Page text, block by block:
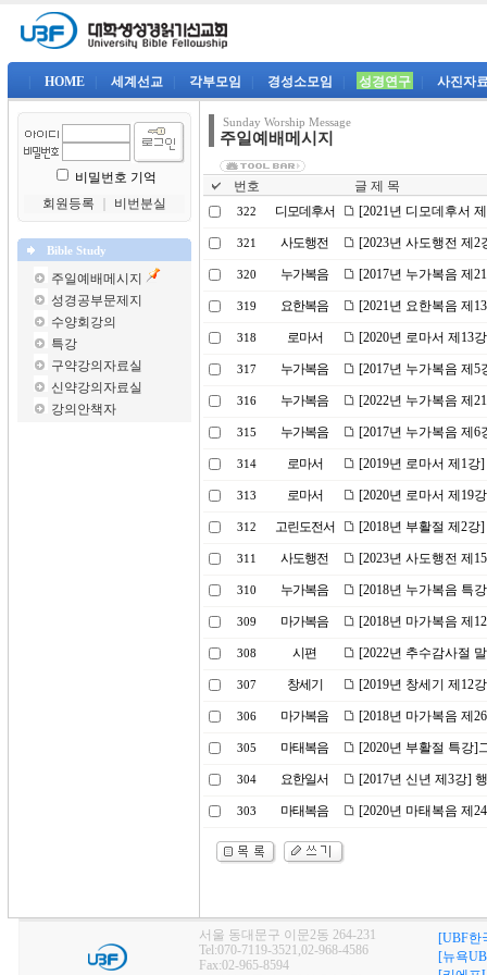
HOME 세계선교 각부모임 경성소모임 성경연구 사진자
비밀번호 기억
회원등록
비번분실
Bible Study
주일예배메시지
성경공부문제지
수양회강의
특강
구약강의자료실
신약강의자료실
강의안책자
Sunday Worship Message
주일예배메시지
번호 글 제 목
322 디모데후서 [2021년 디모데후서
321 사도행전 [2023년 사도행전 제
320 누가복음 [2017년 누가복음 제
319 요한복음 [2021년 요한복음 제
318 로마서 [2020년 로마서 제13
317 누가복음 [2017년 누가복음 제
316 누가복음 [2022년 누가복음 제
315 누가복음 [2017년 누가복음 제
314 로마서 [2019년 로마서 제1
313 로마서 [2020년 로마서 제19
312 고린도전서 [2018년 부활절 제2
311 사도행전 [2023년 사도행전 제
310 누가복음 [2018년 누가복음 특
309 마가복음 [2018년 마가복음 제
308 시편 [2022년 추수감사절
307 창세기 [2019년 창세기 제12
306 마가복음 [2018년 마가복음 제
305 마태복음 [2020년 부활절 특강]
304 요한일서 [2017년 신년 제3강]
303 마태복음 [2020년 마태복음 제
서울 동대문구 이문2동 264-231
Tel:070-7119-3521,02-968-4586
Fax:02-965-8594
[UBF한
[뉴욕